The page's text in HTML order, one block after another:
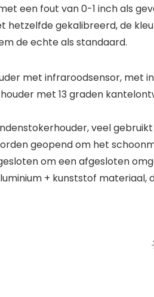
een fout van 0-1 inch als
hetzelfde gekalibreerd, de
de echte als standaard.
met infraroodsensor, met
met 13 graden
veel
geopend om het
om een ​​afgesloten
+ kunststof materiaal,